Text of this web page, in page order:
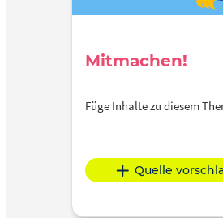
Mitmachen!
Füge Inhalte zu diesem
Quelle